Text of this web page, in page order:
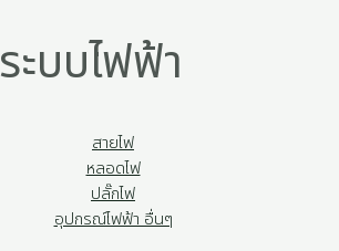
ระบบไฟฟ้า
สายไฟ
หลอดไฟ
ปลั๊กไฟ
อุปกรณ์ไฟฟ้า อื่นๆ